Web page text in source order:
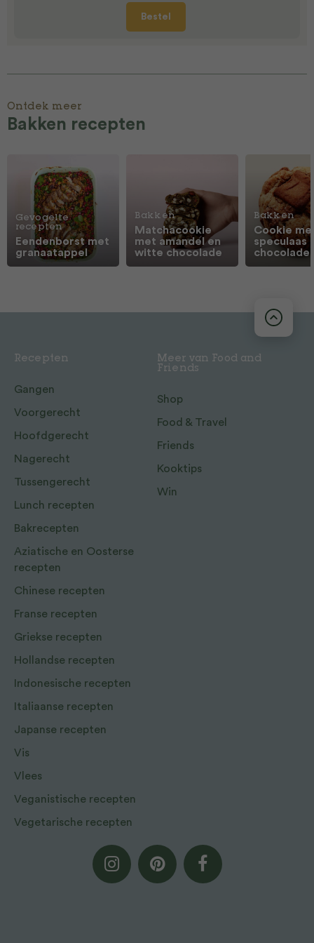
Bestel
Ontdek meer
Bakken recepten
Gevogelte
recepten
Eendenborst met
granaatappel
Bakken
Matchacookie
met amandel en
witte chocolade
Bakken
Cookie
speculaas
chocolade
Recepten
Gangen
Voorgerecht
Hoofdgerecht
Nagerecht
Tussengerecht
Lunch recepten
Bakrecepten
Aziatische en Oosterse
recepten
Chinese recepten
Franse recepten
Griekse recepten
Hollandse recepten
Indonesische recepten
Italiaanse recepten
Japanse recepten
Vis
Vlees
Veganistische recepten
Vegetarische recepten
Meer van Food and
Friends
Shop
Food & Travel
Friends
Kooktips
Win